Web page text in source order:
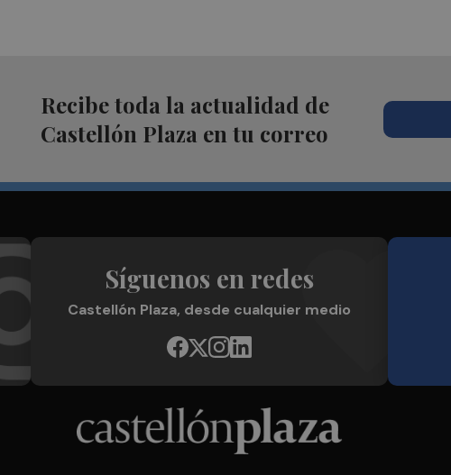
Recibe toda la actualidad de
Castellón Plaza en tu correo
Síguenos en redes
Castellón Plaza, desde cualquier medio